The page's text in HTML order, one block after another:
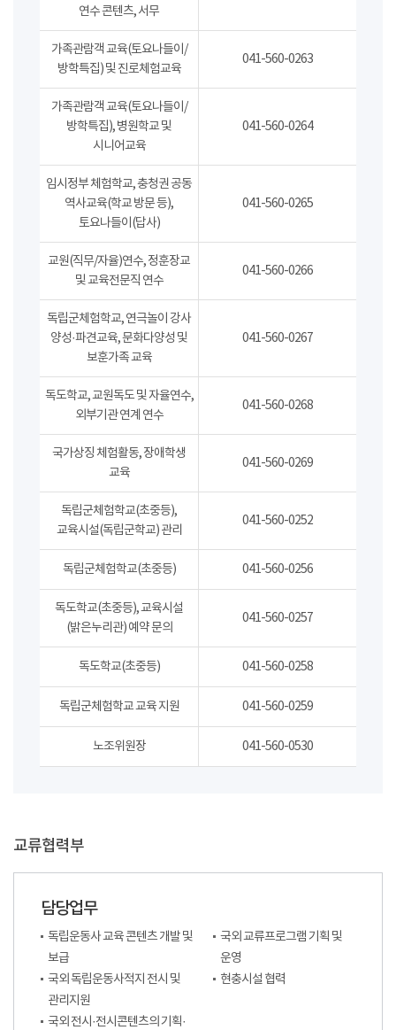
연수 콘텐츠, 서무
가족관람객 교육(토요나들이/
방학특집) 및 진로체험교육
041-560-0263
가족관람객 교육(토요나들이/
방학특집), 병원학교 및
시니어교육
041-560-0264
임시정부 체험학교, 충청권 공동
역사교육(학교 방문 등),
토요나들이(답사)
041-560-0265
교원(직무/자율)연수, 정훈장교
및 교육전문직 연수
041-560-0266
독립군체험학교, 연극놀이 강사
양성·파견교육, 문화다양성 및
보훈가족 교육
041-560-0267
독도학교, 교원독도 및 자율연수,
외부기관 연계 연수
041-560-0268
국가상징 체험활동, 장애학생
교육
041-560-0269
독립군체험학교(초중등),
교육시설(독립군학교) 관리
041-560-0252
독립군체험학교(초중등) 041-560-0256
독도학교(초중등), 교육시설
(밝은누리관) 예약 문의
041-560-0257
독도학교(초중등) 041-560-0258
독립군체험학교 교육 지원 041-560-0259
노조위원장 041-560-0530
교류협력부
담당업무
독립운동사 교육 콘텐츠 개발 및
보급
국외 독립운동사적지 전시 및
관리지원
국외 전시·전시콘텐츠의 기획·
국외 교류프로그램 기획 및
운영
현충시설 협력